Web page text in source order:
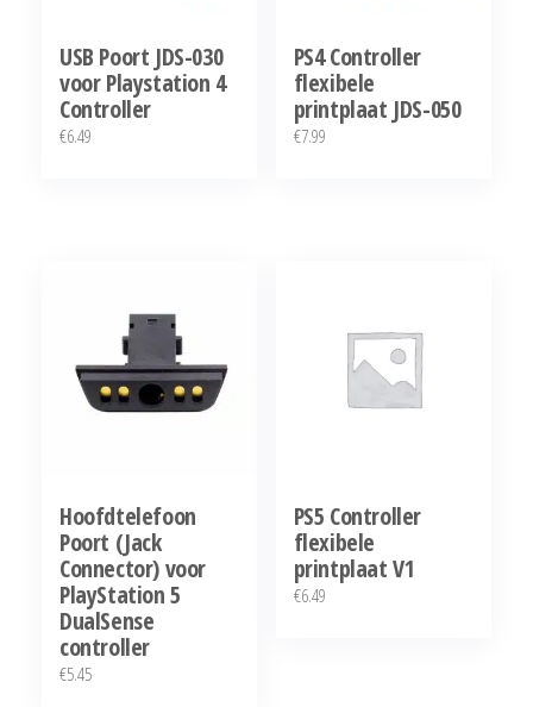
USB Poort JDS-030
voor Playstation 4
Controller
€6.49
PS4 Controller
flexibele
printplaat JDS-050
€7.99
Hoofdtelefoon
Poort (Jack
Connector) voor
PlayStation 5
DualSense
controller
€5.45
PS5 Controller
flexibele
printplaat V1
€6.49